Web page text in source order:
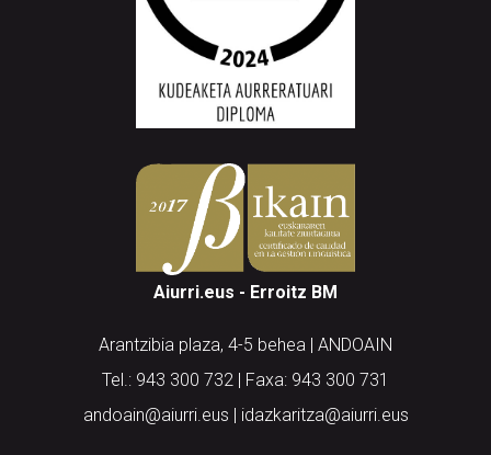
Aiurri.eus - Erroitz BM
Arantzibia plaza, 4-5 behea | ANDOAIN
Tel.: 943 300 732 | Faxa: 943 300 731
andoain@aiurri.eus | idazkaritza@aiurri.eus